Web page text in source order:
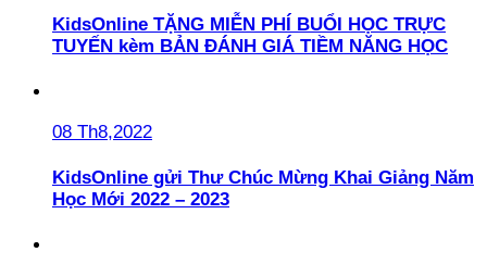
KidsOnline TẶNG MIỄN PHÍ BUỔI HỌC TRỰC
TUYẾN kèm BẢN ĐÁNH GIÁ TIỀM NĂNG HỌC
08 Th8,2022
KidsOnline gửi Thư Chúc Mừng Khai Giảng Năm
Học Mới 2022 – 2023